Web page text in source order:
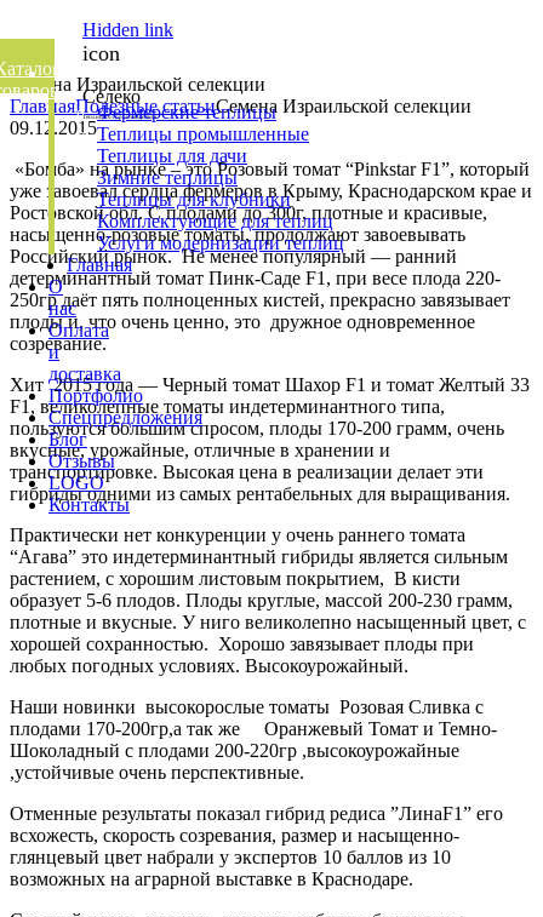
Hidden link
icon
Селеко
Теплицы от производителя
Please
enter
key
search
to
display
results.
Фермерские теплицы
Теплицы промышленные
Теплицы для дачи
Зимние теплицы
Теплицы для клубники
Комплектующие для теплиц
Услуги модернизации теплиц
Главная
О
нас
Оплата
и
доставка
Портфолио
Спецпредложения
Блог
Отзывы
LOGO
Контакты
Семена Израильской селекции
ГлавнаяПолезные статьиСемена Израильской селекции
09.12.2015
«Бомба» на рынке – это Розовый томат “Pinkstar F1”, который
уже завоевал сердца фермеров в Крыму, Краснодарском крае и
Ростовской обл. С плодами до 300г, плотные и красивые,
насыщенно-розовые томаты, продолжают завоевывать
Российский рынок. Не менее популярный ― ранний
детерминантный томат Пинк-Саде F1, при весе плода 220-
250гр даёт пять полноценных кистей, прекрасно завязывает
плоды и, что очень ценно, это дружное одновременное
созревание.
Хит 2015 года ― Черный томат Шахор F1 и томат Желтый 33
F1, великолепные томаты индетерминантного типа,
пользуются большим спросом, плоды 170-200 грамм, очень
вкусные, урожайные, отличные в хранении и
транспортировке. Высокая цена в реализации делает эти
гибриды одними из самых рентабельных для выращивания.
Практически нет конкуренции у очень раннего томата
“Агава” это индетерминантный гибриды является сильным
растением, с хорошим листовым покрытием, В кисти
образует 5-6 плодов. Плоды круглые, массой 200-230 грамм,
плотные и вкусные. У ниго великолепно насыщенный цвет, с
хорошей сохранностью. Хорошо завязывает плоды при
любых погодных условиях. Высокоурожайный.
Наши новинки высокорослые томаты Розовая Сливка с
плодами 170-200гр,а так же Оранжевый Томат и Темно-
Шоколадный с плодами 200-220гр ,высокоурожайные
,устойчивые очень перспективные.
Отменные результаты показал гибрид редиса ”ЛинаF1” его
всхожесть, скорость созревания, размер и насыщенно-
глянцевый цвет набрали у экспертов 10 баллов из 10
возможных на аграрной выставке в Краснодаре.